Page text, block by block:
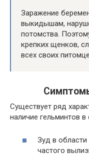
Заражение
выкидышам,
потомства.
крепких щенков,
всех своих
Существует ряд
наличие гельминтов
Зуд в
частого